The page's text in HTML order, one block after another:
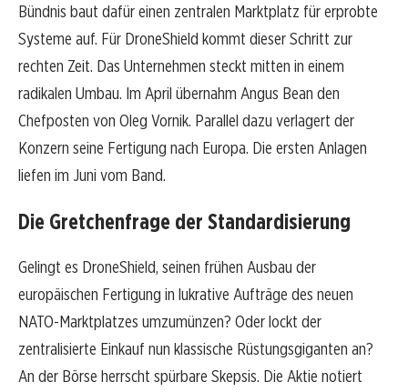
Bündnis baut dafür einen zentralen Marktplatz für erprobte
Systeme auf. Für DroneShield kommt dieser Schritt zur
rechten Zeit. Das Unternehmen steckt mitten in einem
radikalen Umbau. Im April übernahm Angus Bean den
Chefposten von Oleg Vornik. Parallel dazu verlagert der
Konzern seine Fertigung nach Europa. Die ersten Anlagen
liefen im Juni vom Band.
Die Gretchenfrage der Standardisierung
Gelingt es DroneShield, seinen frühen Ausbau der
europäischen Fertigung in lukrative Aufträge des neuen
NATO-Marktplatzes umzumünzen? Oder lockt der
zentralisierte Einkauf nun klassische Rüstungsgiganten an?
An der Börse herrscht spürbare Skepsis. Die Aktie notiert